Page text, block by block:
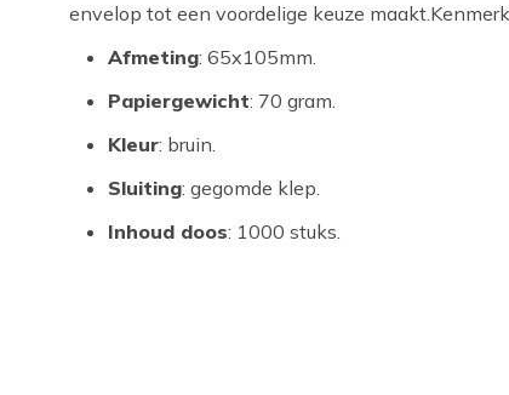
envelop tot een voordelige keuze
Afmeting: 65x105mm.
Papiergewicht: 70 gram.
Kleur: bruin.
Sluiting: gegomde klep.
Inhoud doos: 1000 stuks.